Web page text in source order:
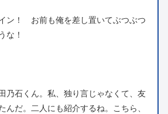
ン！ お前も俺を差し置いてぶつぶつ
な！
乃石くん。私、独り言じゃなくて、友
んだ。二人にも紹介するね。こちら、